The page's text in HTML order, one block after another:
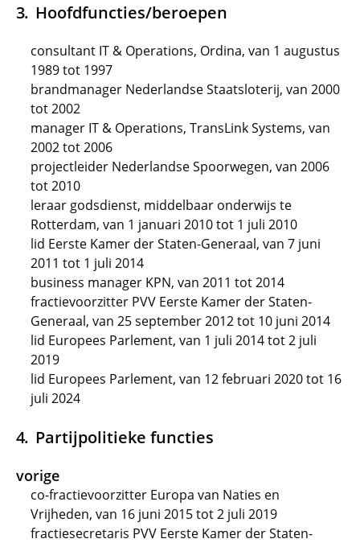
Hoofdfuncties/beroepen
consultant IT & Operations, Ordina, van 1 augustus
1989 tot 1997
brandmanager Nederlandse Staatsloterij, van 2000
tot 2002
manager IT & Operations, TransLink Systems, van
2002 tot 2006
projectleider Nederlandse Spoorwegen, van 2006
tot 2010
leraar godsdienst, middelbaar onderwijs te
Rotterdam, van 1 januari 2010 tot 1 juli 2010
lid Eerste Kamer der Staten-Generaal, van 7 juni
2011 tot 1 juli 2014
business manager KPN, van 2011 tot 2014
fractievoorzitter PVV Eerste Kamer der Staten-
Generaal, van 25 september 2012 tot 10 juni 2014
lid Europees Parlement, van 1 juli 2014 tot 2 juli
2019
lid Europees Parlement, van 12 februari 2020 tot 16
juli 2024
Partijpolitieke functies
vorige
co-fractievoorzitter Europa van Naties en
Vrijheden, van 16 juni 2015 tot 2 juli 2019
fractiesecretaris PVV Eerste Kamer der Staten-